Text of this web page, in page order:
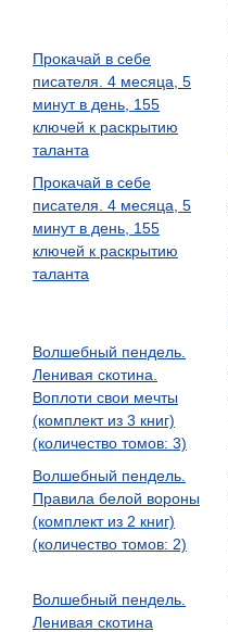
Прокачай в себе
писателя. 4 месяца, 5
минут в день, 155
ключей к раскрытию
таланта
Прокачай в себе
писателя. 4 месяца, 5
минут в день, 155
ключей к раскрытию
таланта
Волшебный пендель.
Ленивая скотина.
Воплоти свои мечты
(комплект из 3 книг)
(количество томов: 3)
Волшебный пендель.
Правила белой вороны
(комплект из 2 книг)
(количество томов: 2)
Волшебный пендель.
Ленивая скотина